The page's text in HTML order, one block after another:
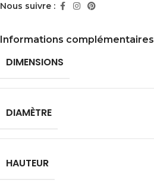
Nous suivre :
Informations complémentaires
DIMENSIONS
DIAMÈTRE
HAUTEUR